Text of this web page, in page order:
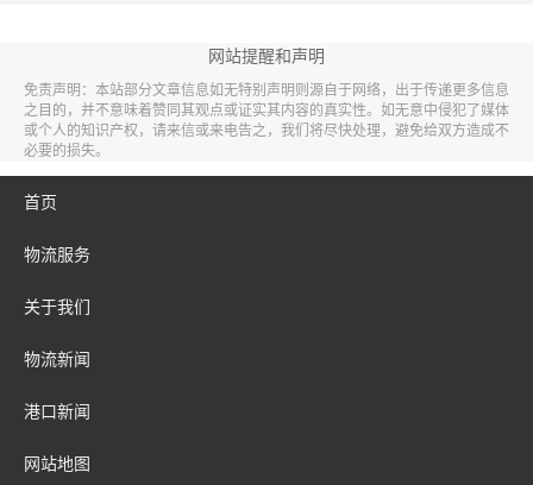
网站提醒和声明
免责声明：本站部分文章信息如无特别声明则源自于网络，出于传递更多信息
之目的，并不意味着赞同其观点或证实其内容的真实性。如无意中侵犯了媒体
或个人的知识产权，请来信或来电告之，我们将尽快处理，避免给双方造成不
必要的损失。
首页
物流服务
关于我们
物流新闻
港口新闻
网站地图